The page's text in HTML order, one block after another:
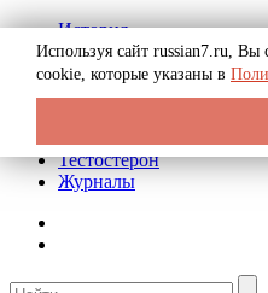
История
Биография
Криминал
Реклама на сайте
Тестостерон
Журналы
Используя сайт russian7.ru, Вы
cookie, которые указаны в